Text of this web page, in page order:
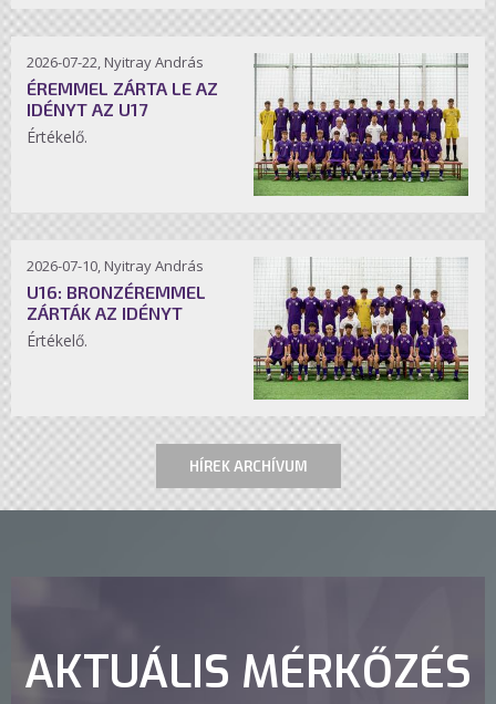
2026-07-22, Nyitray András
ÉREMMEL ZÁRTA LE AZ
IDÉNYT AZ U17
Értékelő.
2026-07-10, Nyitray András
U16: BRONZÉREMMEL
ZÁRTÁK AZ IDÉNYT
Értékelő.
HÍREK ARCHÍVUM
AKTUÁLIS MÉRKŐZÉS